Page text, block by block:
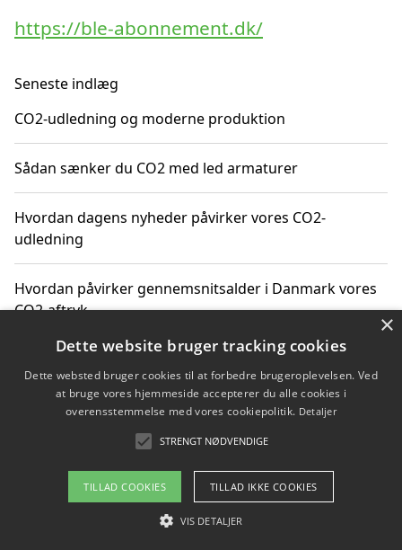
https://ble-abonnement.dk/
Seneste indlæg
CO2-udledning og moderne produktion
Sådan sænker du CO2 med led armaturer
Hvordan dagens nyheder påvirker vores CO2-
udledning
Hvordan påvirker gennemsnitsalder i Danmark vores
CO2-aftryk
Hvordan nyheder om CO2-udledning påvirker vores
hverdag
Om / kontakt
Blog Betingelser
×
Dette website bruger tracking cookies
Dette websted bruger cookies til at forbedre brugeroplevelsen. Ved
at bruge vores hjemmeside accepterer du alle cookies i
overensstemmelse med vores cookiepolitik. Detaljer
STRENGT NØDVENDIGE
TILLAD COOKIES TILLAD IKKE COOKIES
VIS DETALJER